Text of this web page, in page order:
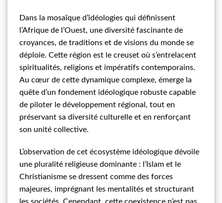
Dans la mosaïque d’idéologies qui définissent
l’Afrique de l’Ouest, une diversité fascinante de
croyances, de traditions et de visions du monde se
déploie. Cette région est le creuset où s’entrelacent
spiritualités, religions et impératifs contemporains.
Au cœur de cette dynamique complexe, émerge la
quête d’un fondement idéologique robuste capable
de piloter le développement régional, tout en
préservant sa diversité culturelle et en renforçant
son unité collective.
L’observation de cet écosystème idéologique dévoile
une pluralité religieuse dominante : l’Islam et le
Christianisme se dressent comme des forces
majeures, imprégnant les mentalités et structurant